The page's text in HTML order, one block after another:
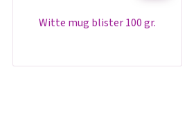
witte mug blister 100 gr.